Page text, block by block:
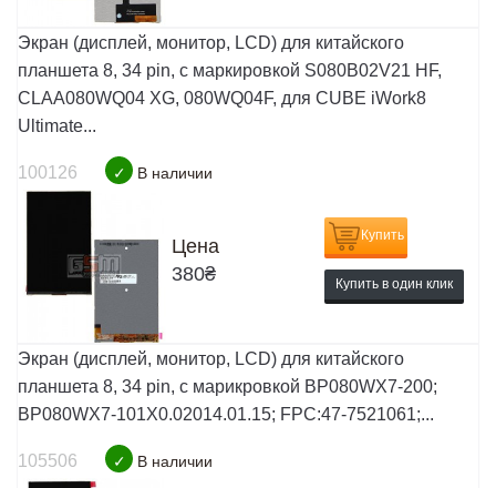
Экран (дисплей, монитор, LCD) для китайского
планшета 8, 34 pin, с маркировкой S080B02V21 HF,
CLAA080WQ04 XG, 080WQ04F, для CUBE iWork8
Ultimate...
100126 ✓ В наличии
Цена
380₴
Купить
Купить в один клик
Экран (дисплей, монитор, LCD) для китайского
планшета 8, 34 pin, с марикровкой BP080WX7-200;
BP080WX7-101X0.02014.01.15; FPC:47-7521061;...
105506 ✓ В наличии